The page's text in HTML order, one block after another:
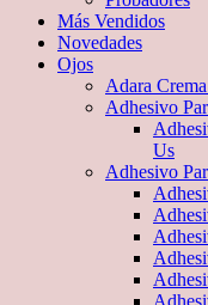
Más Vendidos
Novedades
Ojos
Adara
Adhesivo
Us
Adhesivo